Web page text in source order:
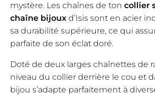
mystère. Les chaînes de ton collier
chaîne bijoux d’Isis sont en acier
sa durabilité supérieure, ce qui
parfaite de son éclat doré.
Doté de deux larges chaînettes de
niveau du collier derrière le cou et
bijou s’adapte parfaitement à